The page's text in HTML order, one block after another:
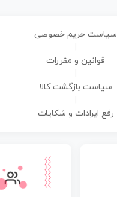
سیاست حریم خصوصی
قوانین و مقررات
سیاست بازگشت کالا
رفع ایرادات و شکایات